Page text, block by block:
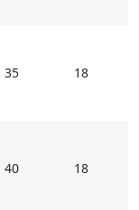
35 18
40 18